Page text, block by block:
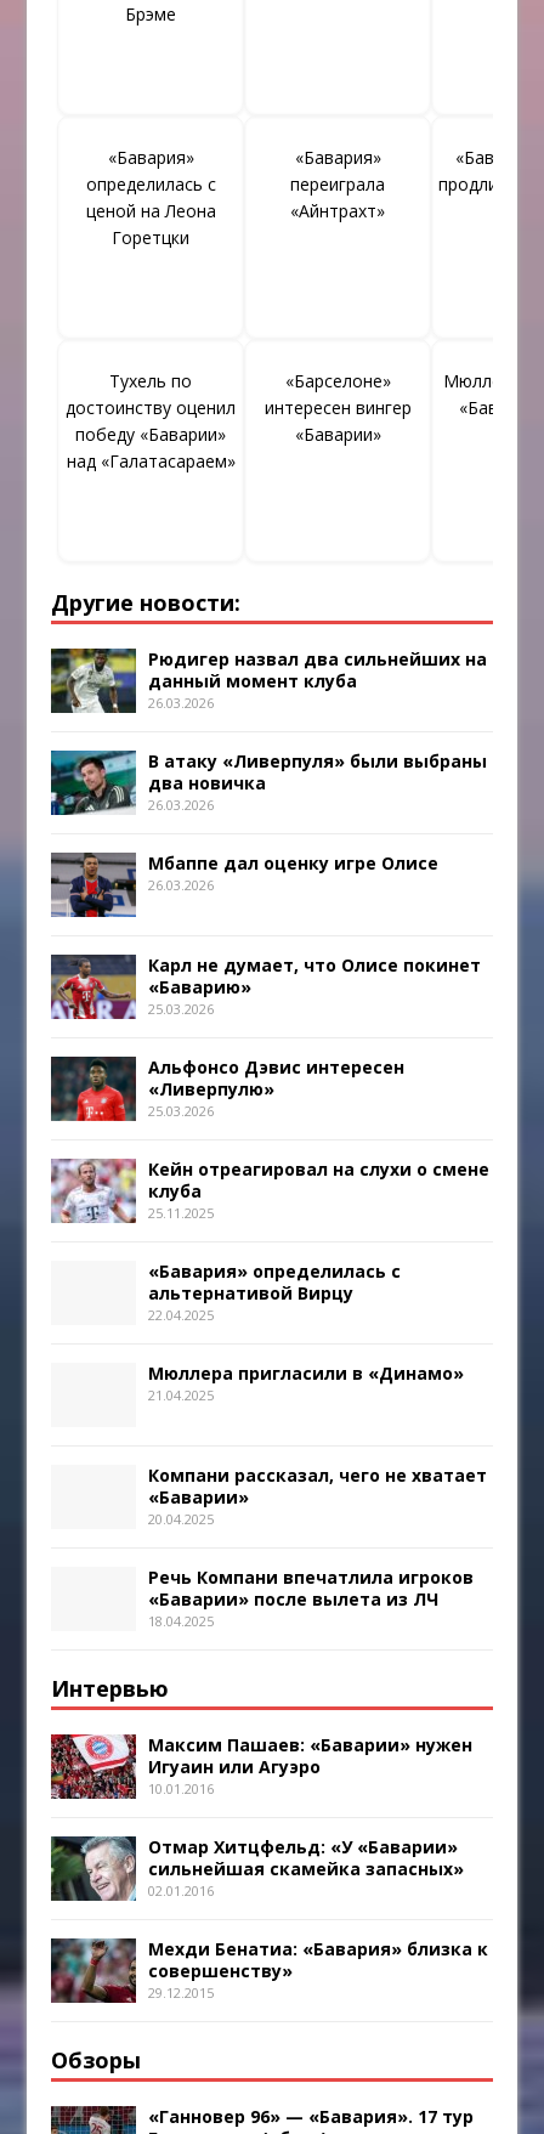
Брэме
«Бавария»
определилась с
ценой на Леона
Горетцки
«Бавария»
переиграла
«Айнтрахт»
продлить
Тухель по
достоинству оценил
победу «Баварии»
над «Галатасараем»
«Барселоне»
интересен вингер
«Баварии»
Мюллер
Другие новости:
Рюдигер назвал два сильнейших на
данный момент клуба
26.03.2026
В атаку «Ливерпуля» были выбраны
два новичка
26.03.2026
Мбаппе дал оценку игре Олисе
26.03.2026
Карл не думает, что Олисе покинет
«Баварию»
25.03.2026
Альфонсо Дэвис интересен
«Ливерпулю»
25.03.2026
Кейн отреагировал на слухи о смене
клуба
25.11.2025
«Бавария» определилась с
альтернативой Вирцу
22.04.2025
Мюллера пригласили в «Динамо»
21.04.2025
Компани рассказал, чего не хватает
«Баварии»
20.04.2025
Речь Компани впечатлила игроков
«Баварии» после вылета из ЛЧ
18.04.2025
Интервью
Максим Пашаев: «Баварии» нужен
Игуаин или Агуэро
10.01.2016
Отмар Хитцфельд: «У «Баварии»
сильнейшая скамейка запасных»
02.01.2016
Мехди Бенатиа: «Бавария» близка к
совершенству»
29.12.2015
Обзоры
«Ганновер 96» — «Бавария». 17 тур